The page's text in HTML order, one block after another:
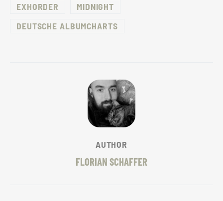
EXHORDER
MIDNIGHT
DEUTSCHE ALBUMCHARTS
AUTHOR
FLORIAN SCHAFFER